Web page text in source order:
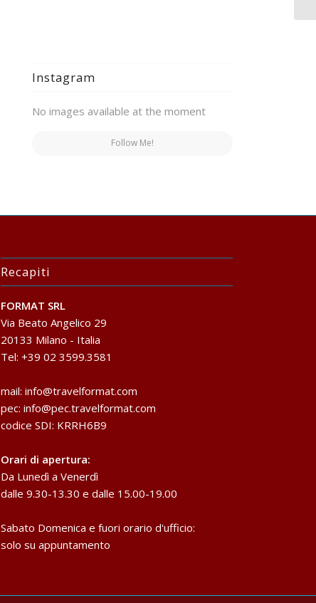
Instagram
No images available at the moment
Follow Me!
Recapiti
FORMAT SRL
Via Beato Angelico 29
20133 Milano - Italia
Tel: +39 02 3599.3581
mail:info@travelformat.com
pec:info@pec.travelformat.com
codice SDI: KRRH6B9
Orari di apertura:
Da Lunedì a Venerdì
dalle 9.30-13.30 e dalle 15.00-19.00
Sabato Domenica e fuori orario d'ufficio:
solo su appuntamento